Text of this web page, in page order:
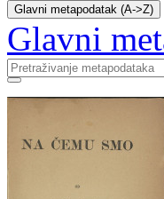
Glavni metapodatak (A->Z)
Glavni